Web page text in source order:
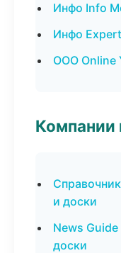
Инфо Info
Инфо
ООО Online
Компании
и доски
News
доски